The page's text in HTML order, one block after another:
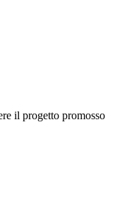
il progetto promosso